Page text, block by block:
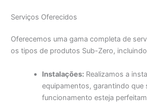
Serviços Oferecidos
Oferecemos uma gama completa de
os tipos de produtos Sub-Zero,
Instalações: Realizamos a
equipamentos, garantindo que
funcionamento esteja